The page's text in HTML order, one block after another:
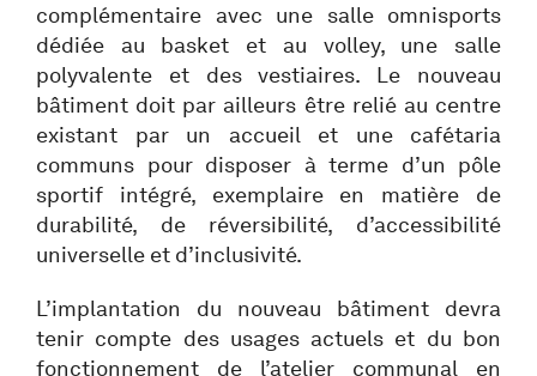
complémentaire avec une salle omnisports
dédiée au basket et au volley, une salle
polyvalente et des vestiaires. Le nouveau
bâtiment doit par ailleurs être relié au centre
existant par un accueil et une cafétaria
communs pour disposer à terme d’un pôle
sportif intégré, exemplaire en matière de
durabilité, de réversibilité, d’accessibilité
universelle et d’inclusivité.
L’implantation du nouveau bâtiment devra
tenir compte des usages actuels et du bon
fonctionnement de l’atelier communal en